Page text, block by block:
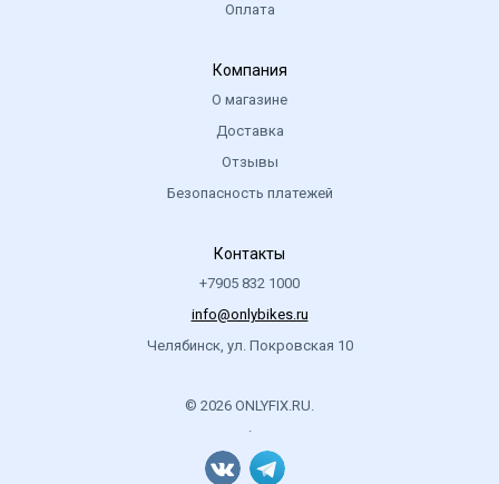
Оплата
Компания
О магазине
Доставка
Отзывы
Безопасность платежей
Контакты
+7905 832 1000
info@onlybikes.ru
Челябинск, ул. Покровская 10
© 2026 ONLYFIX.RU.
.